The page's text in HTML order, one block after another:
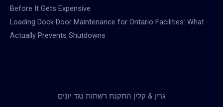
Before It Gets Expensive
Loading Dock Door Maintenance for Ontario Facilities: What
Actually Prevents Shutdowns
גרין & קלין התקנת רשתות נגד יונים